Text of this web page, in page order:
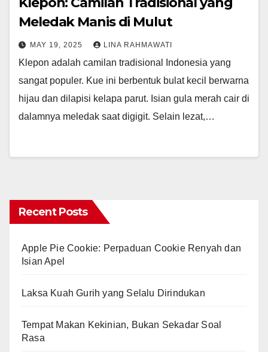
Meledak Manis di Mulut
MAY 19, 2025 LINA RAHMAWATI
Klepon adalah camilan tradisional Indonesia yang
sangat populer. Kue ini berbentuk bulat kecil berwarna
hijau dan dilapisi kelapa parut. Isian gula merah cair di
dalamnya meledak saat digigit. Selain lezat,…
Recent Posts
Apple Pie Cookie: Perpaduan Cookie Renyah dan
Isian Apel
Laksa Kuah Gurih yang Selalu Dirindukan
Tempat Makan Kekinian, Bukan Sekadar Soal
Rasa